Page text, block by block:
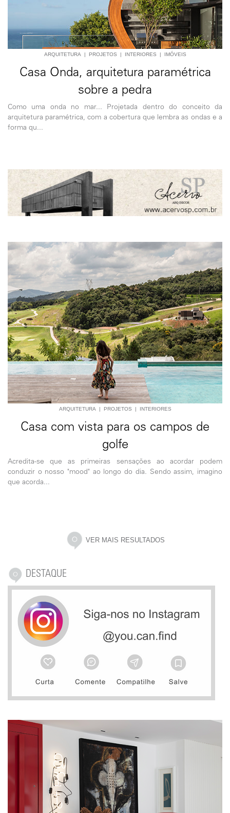
ARQUITETURA | PROJETOS | INTERIORES | IMÓVEIS
Casa Onda, arquitetura paramétrica
sobre a pedra
Como uma onda no mar... Projetada dentro do conceito da
arquitetura paramétrica, com a cobertura que lembra as ondas e a
forma qu...
ARQUITETURA | PROJETOS | INTERIORES
Casa com vista para os campos de
golfe
Acredita-se que as primeiras sensações ao acordar podem
conduzir o nosso "mood" ao longo do dia. Sendo assim, imagino
que acorda...
VER MAIS RESULTADOS
DESTAQUE